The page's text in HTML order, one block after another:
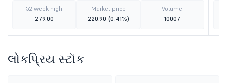
52 week high
279.00
Market price
220.90 (0.41%)
Volume
10007
લોકપ્રિય સ્ટૉક